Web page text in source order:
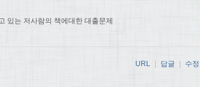
있는 저사람의 책에대한 대출문제
URL | 답글 | 수정